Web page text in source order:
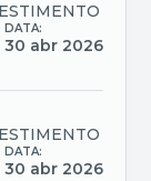
DATA:
30 abr 2026
DATA:
30 abr 2026